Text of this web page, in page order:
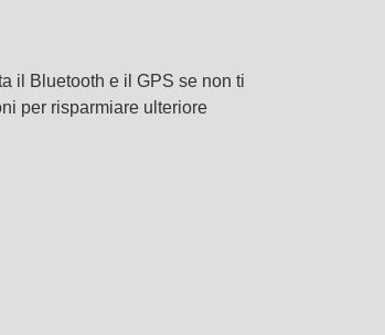
il Bluetooth e il GPS se non ti
per risparmiare ulteriore